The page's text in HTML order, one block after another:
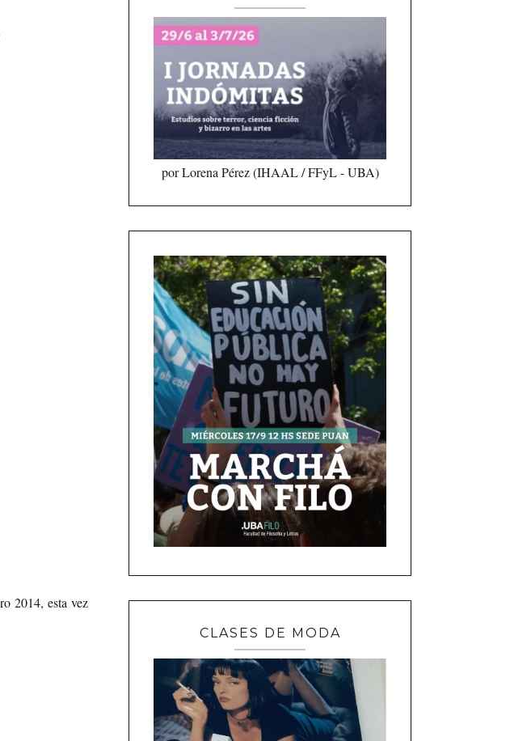
2014, esta vez
por Lorena Pérez (IHAAL / FFyL - UBA)
CLASES DE MODA